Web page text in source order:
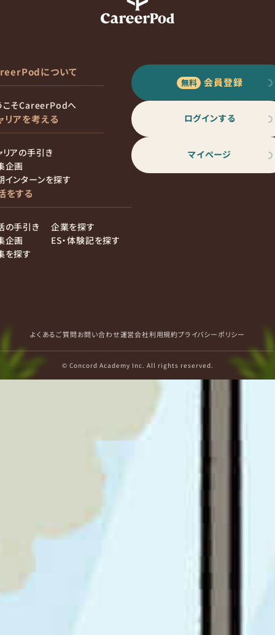
について
こそCareerPodへ
リアを考える
リアの手引き
企画
インターンを探す
をする
の手引き
企画
を探す
企業を探す
ES・体験記を探す
会員登録
ログインする
マイページ
よくあるご質問お問い合わせ運営会社利用規約プライバシーポリシー
© Concord Academy Inc. All rights reserved.